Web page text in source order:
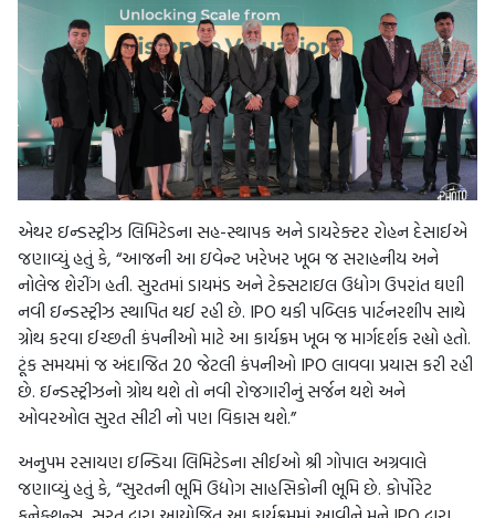
એથર ઇન્ડસ્ટ્રીઝ લિમિટેડના સહ-સ્થાપક અને ડાયરેક્ટર રોહન દેસાઈએ
જણાવ્યું હતું કે, “આજની આ ઇવેન્ટ ખરેખર ખૂબ જ સરાહનીય અને
નોલેજ શેરીંગ હતી. સુરતમાં ડાયમંડ અને ટેક્સટાઇલ ઉદ્યોગ ઉપરાંત ઘણી
નવી ઇન્ડસ્ટ્રીઝ સ્થાપિત થઈ રહી છે. IPO થકી પબ્લિક પાર્ટનરશીપ સાથે
ગ્રોથ કરવા ઈચ્છતી કંપનીઓ માટે આ કાર્યક્રમ ખૂબ જ માર્ગદર્શક રહ્યો હતો.
ટૂંક સમયમાં જ અંદાજિત 20 જેટલી કંપનીઓ IPO લાવવા પ્રયાસ કરી રહી
છે. ઇન્ડસ્ટ્રીઝનો ગ્રોથ થશે તો નવી રોજગારીનું સર્જન થશે અને
ઓવરઓલ સુરત સીટી નો પણ વિકાસ થશે.”
અનુપમ રસાયણ ઇન્ડિયા લિમિટેડના સીઈઓ શ્રી ગોપાલ અગ્રવાલે
જણાવ્યું હતું કે, “સુરતની ભૂમિ ઉદ્યોગ સાહસિકોની ભૂમિ છે. કોર્પોરેટ